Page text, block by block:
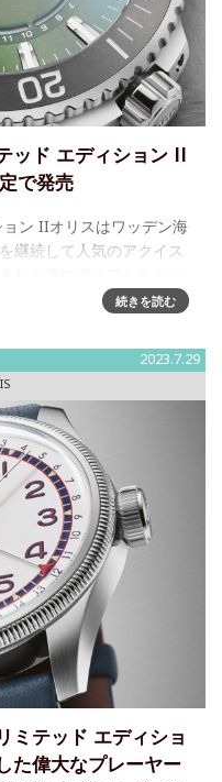
ッド エディション II
で発売
ン IIオリスはワッデン海
継続して人気のアクイス
界最大の干潟でユネスコ
続きを読む
2023.7.29
ミテッド エディショ
た偉大なプレーヤー